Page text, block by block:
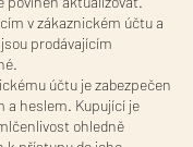
v zákaznickém účtu a
prodávajícím
účtu je zabezpečen
a heslem. Kupující je
ohledně